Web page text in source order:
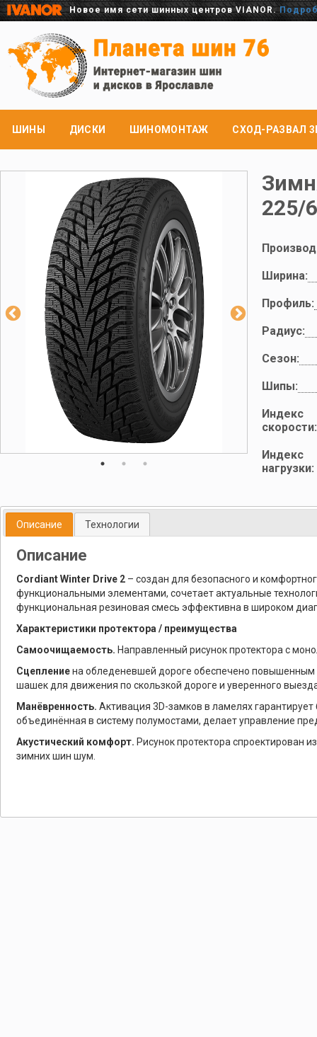
Новое имя сети шинных центров VIANOR.
ШИНЫ ДИСКИ ШИНОМОНТАЖ СХОД-РАЗВАЛ
225/
Ширина:
Профиль:
Радиус:
Сезон:
Шипы:
Индекс
скорости:
Индекс
нагрузки:
Описание Технологии
Описание
Cordiant Winter Drive 2 – создан для безопасного и
функциональными элементами, сочетает актуальные
функциональная резиновая смесь эффективна в широком
Характеристики протектора / преимущества
Самоочищаемость. Направленный рисунок протектора с
Сцеплениена обледеневшей дороге обеспечено повышенным
шашек для движения по скользкой дороге и уверенного
Манёвренность.Активация 3D-замков в ламелях
объединённая в систему полумостами, делает управление
Акустический комфорт.Рисунок протектора спроектирован
зимних шин шум.